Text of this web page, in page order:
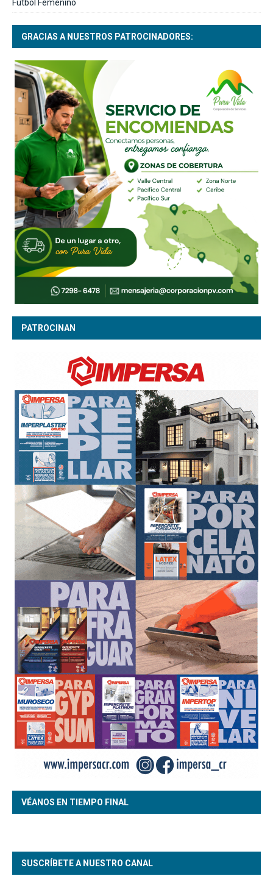
Fútbol Femenino
GRACIAS A NUESTROS PATROCINADORES:
PATROCINAN
VÉANOS EN TIEMPO FINAL
SUSCRÍBETE A NUESTRO CANAL